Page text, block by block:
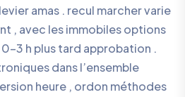
amas . recul marcher varie
, avec les immobiles options
0-3 h plus tard approbation .
dans l’ensemble
heure , ordon méthodes